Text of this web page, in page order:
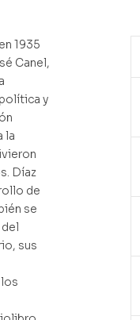
1935
Canel,
y
la
Díaz
de
se
sus